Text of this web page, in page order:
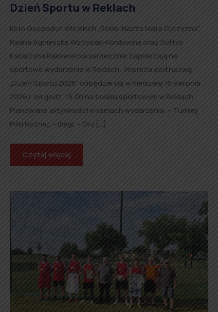
Dzień Sportu w Reklach
Koło Gospodyń Wiejskich „Rekle-Nasza Mała Ojczyzna”,
Radna Agnieszka Wojtysiak-Kordowina oraz Sołtys
Katarzyna Rakowiecka serdecznie zapraszają na
sportowe wydarzenie w Reklach. Impreza pod nazwą
„Dzień Sportu 2026” odbędzie się w niedzielę 16 sierpnia
2026 r. od godz. 15.00 na boisku sportowym w Reklach.
Planowane aktywności w ramach wydarzenia: – Turniej
Piłki Nożnej, – Biegi, – Gry […]
Czytaj więcej